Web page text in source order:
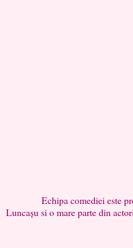
Echipa comediei este
Luncașu si o mare parte din